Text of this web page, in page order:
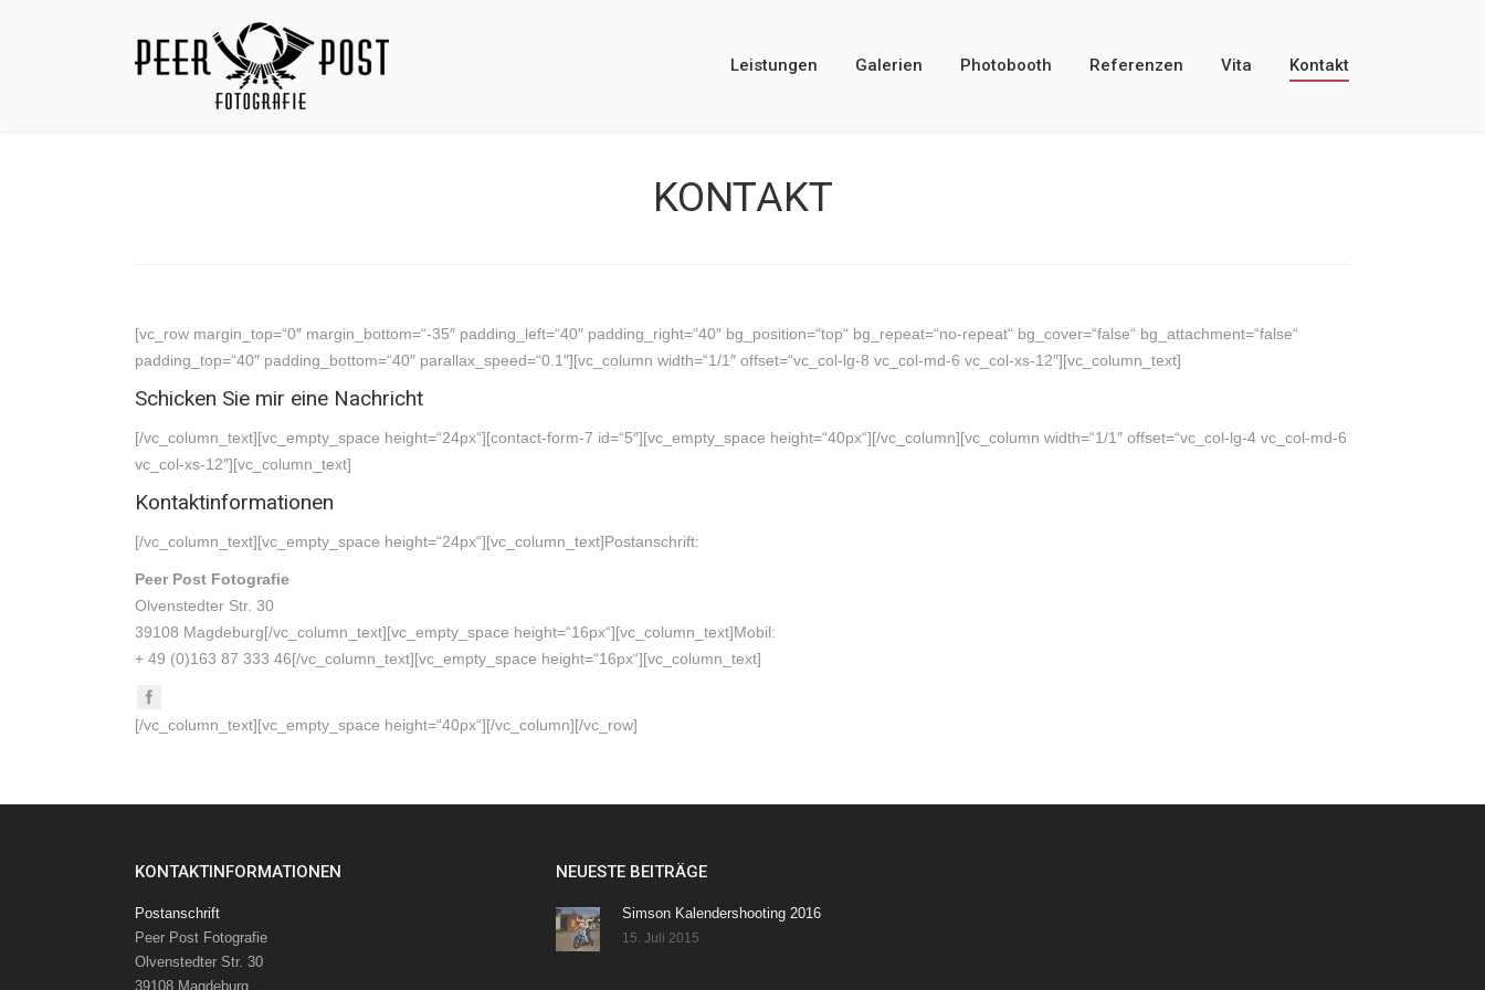
Leistungen Galerien Photobooth Referenzen Vita Kontakt
KONTAKT
[vc_row margin_top=“0″ margin_bottom=“-35″ padding_left=“40″ padding_right=“40″ bg_position=“top“ bg_repeat=“no-repeat“ bg_cover=“false“ bg_attachment=“false“
padding_top=“40″ padding_bottom=“40″ parallax_speed=“0.1″][vc_column width=“1/1″ offset=“vc_col-lg-8 vc_col-md-6 vc_col-xs-12″][vc_column_text]
Schicken Sie mir eine Nachricht
[/vc_column_text][vc_empty_space height=“24px“][contact-form-7 id=“5″][vc_empty_space height=“40px“][/vc_column][vc_column width=“1/1″ offset=“vc_col-lg-4 vc_col-md-6
vc_col-xs-12″][vc_column_text]
Kontaktinformationen
[/vc_column_text][vc_empty_space height=“24px“][vc_column_text]Postanschrift:
Peer Post Fotografie
Olvenstedter Str. 30
39108 Magdeburg[/vc_column_text][vc_empty_space height=“16px“][vc_column_text]Mobil:
+ 49 (0)163 87 333 46[/vc_column_text][vc_empty_space height=“16px“][vc_column_text]
[/vc_column_text][vc_empty_space height=“40px“][/vc_column][/vc_row]
KONTAKTINFORMATIONEN
Postanschrift
Peer Post Fotografie
Olvenstedter Str. 30
39108 Magdeburg
NEUESTE BEITRÄGE
Simson Kalendershooting 2016
15. Juli 2015